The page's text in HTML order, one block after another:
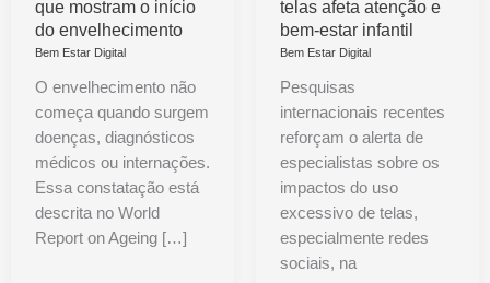
que mostram o início
do envelhecimento
Bem Estar Digital
O envelhecimento não
começa quando surgem
doenças, diagnósticos
médicos ou internações.
Essa constatação está
descrita no World
Report on Ageing […]
telas afeta atenção e
bem-estar infantil
Bem Estar Digital
Pesquisas
internacionais recentes
reforçam o alerta de
especialistas sobre os
impactos do uso
excessivo de telas,
especialmente redes
sociais, na